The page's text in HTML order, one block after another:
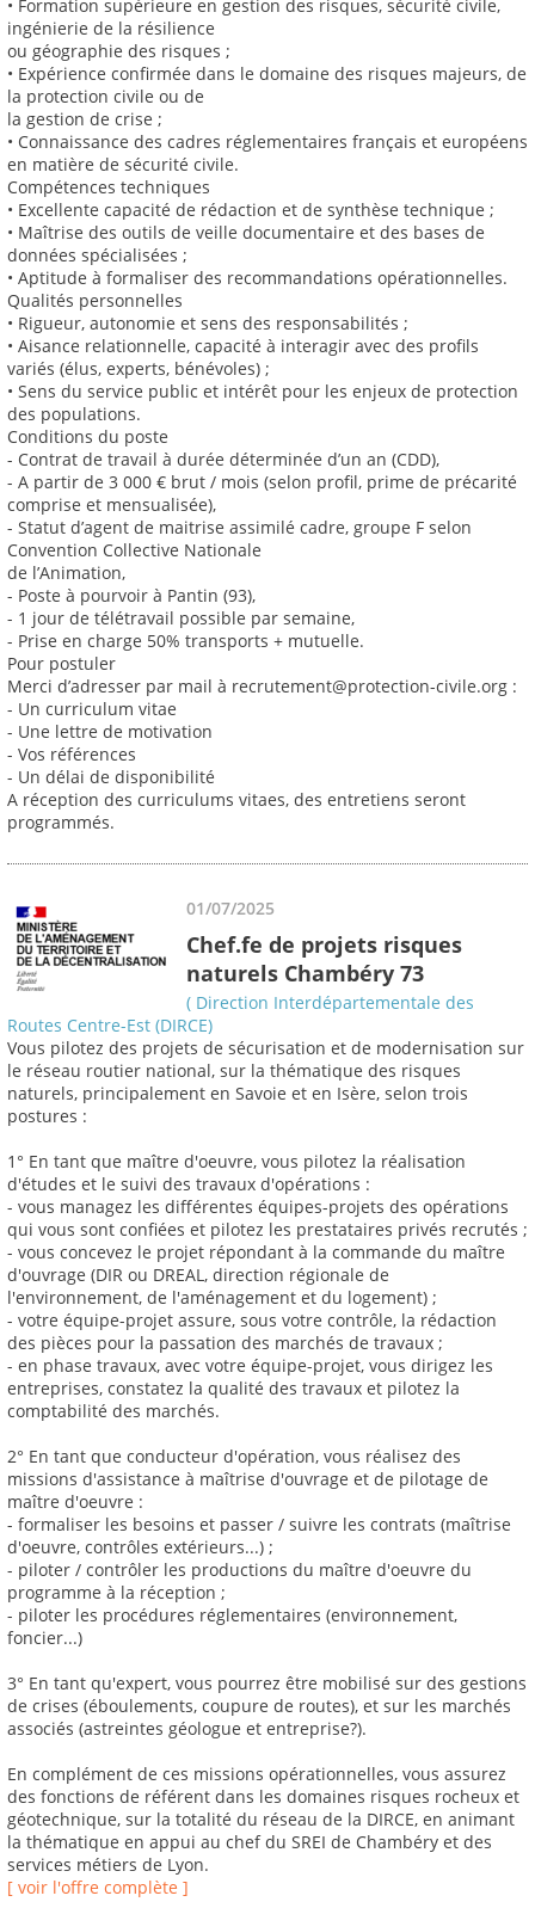
• Formation supérieure en gestion des risques, sécurité civile,
ingénierie de la résilience
ou géographie des risques ;
• Expérience confirmée dans le domaine des risques majeurs, de
la protection civile ou de
la gestion de crise ;
• Connaissance des cadres réglementaires français et européens
en matière de sécurité civile.
Compétences techniques
• Excellente capacité de rédaction et de synthèse technique ;
• Maîtrise des outils de veille documentaire et des bases de
données spécialisées ;
• Aptitude à formaliser des recommandations opérationnelles.
Qualités personnelles
• Rigueur, autonomie et sens des responsabilités ;
• Aisance relationnelle, capacité à interagir avec des profils
variés (élus, experts, bénévoles) ;
• Sens du service public et intérêt pour les enjeux de protection
des populations.
Conditions du poste
- Contrat de travail à durée déterminée d’un an (CDD),
- A partir de 3 000 € brut / mois (selon profil, prime de précarité
comprise et mensualisée),
- Statut d’agent de maitrise assimilé cadre, groupe F selon
Convention Collective Nationale
de l’Animation,
- Poste à pourvoir à Pantin (93),
- 1 jour de télétravail possible par semaine,
- Prise en charge 50% transports + mutuelle.
Pour postuler
Merci d’adresser par mail à recrutement@protection-civile.org :
- Un curriculum vitae
- Une lettre de motivation
- Vos références
- Un délai de disponibilité
A réception des curriculums vitaes, des entretiens seront
programmés.
01/07/2025
Chef.fe de projets risques
naturels Chambéry 73
( Direction Interdépartementale des
Routes Centre-Est (DIRCE)
Vous pilotez des projets de sécurisation et de modernisation sur
le réseau routier national, sur la thématique des risques
naturels, principalement en Savoie et en Isère, selon trois
postures :
1° En tant que maître d'oeuvre, vous pilotez la réalisation
d'études et le suivi des travaux d'opérations :
- vous managez les différentes équipes-projets des opérations
qui vous sont confiées et pilotez les prestataires privés recrutés ;
- vous concevez le projet répondant à la commande du maître
d'ouvrage (DIR ou DREAL, direction régionale de
l'environnement, de l'aménagement et du logement) ;
- votre équipe-projet assure, sous votre contrôle, la rédaction
des pièces pour la passation des marchés de travaux ;
- en phase travaux, avec votre équipe-projet, vous dirigez les
entreprises, constatez la qualité des travaux et pilotez la
comptabilité des marchés.
2° En tant que conducteur d'opération, vous réalisez des
missions d'assistance à maîtrise d'ouvrage et de pilotage de
maître d'oeuvre :
- formaliser les besoins et passer / suivre les contrats (maîtrise
d'oeuvre, contrôles extérieurs...) ;
- piloter / contrôler les productions du maître d'oeuvre du
programme à la réception ;
- piloter les procédures réglementaires (environnement,
foncier...)
3° En tant qu'expert, vous pourrez être mobilisé sur des gestions
de crises (éboulements, coupure de routes), et sur les marchés
associés (astreintes géologue et entreprise?).
En complément de ces missions opérationnelles, vous assurez
des fonctions de référent dans les domaines risques rocheux et
géotechnique, sur la totalité du réseau de la DIRCE, en animant
la thématique en appui au chef du SREI de Chambéry et des
services métiers de Lyon.
[ voir l'offre complète ]